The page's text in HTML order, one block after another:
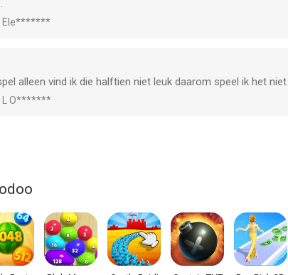
Ele*******
alleen vind ik die halftien niet leuk daarom speel ik het
L O*******